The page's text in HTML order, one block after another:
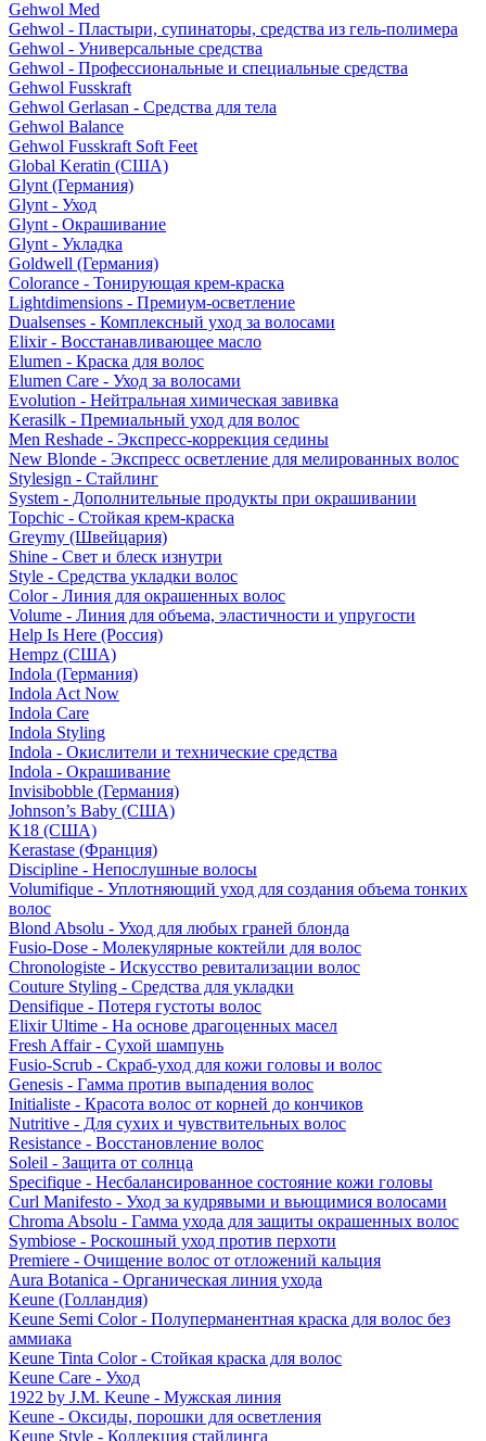
Gehwol Med
Gehwol - Пластыри, супинаторы, средства из гель-полимера
Gehwol - Универсальные средства
Gehwol - Профессиональные и специальные средства
Gehwol Fusskraft
Gehwol Gerlasan - Средства для тела
Gehwol Balance
Gehwol Fusskraft Soft Feet
Global Keratin (США)
Glynt (Германия)
Glynt - Уход
Glynt - Окрашивание
Glynt - Укладка
Goldwell (Германия)
Colorance - Тонирующая крем-краска
Lightdimensions - Премиум-осветление
Dualsenses - Комплексный уход за волосами
Elixir - Восстанавливающее масло
Elumen - Краска для волос
Elumen Care - Уход за волосами
Evolution - Нейтральная химическая завивка
Kerasilk - Премиальный уход для волос
Men Reshade - Экспресс-коррекция седины
New Blonde - Экспресс осветление для мелированных волос
Stylesign - Стайлинг
System - Дополнительные продукты при окрашивании
Topchic - Стойкая крем-краска
Greymy (Швейцария)
Shine - Свет и блеск изнутри
Style - Средства укладки волос
Color - Линия для окрашенных волос
Volume - Линия для объема, эластичности и упругости
Help Is Here (Россия)
Hempz (США)
Indola (Германия)
Indola Act Now
Indola Care
Indola Styling
Indola - Окислители и технические средства
Indola - Окрашивание
Invisibobble (Германия)
Johnson’s Baby (США)
K18 (США)
Kerastase (Франция)
Discipline - Непослушные волосы
Volumifique - Уплотняющий уход для создания объема тонких
волос
Blond Absolu - Уход для любых граней блонда
Fusio-Dose - Молекулярные коктейли для волос
Chronologiste - Искусство ревитализации волос
Couture Styling - Средства для укладки
Densifique - Потеря густоты волос
Elixir Ultime - На основе драгоценных масел
Fresh Affair - Сухой шампунь
Fusio-Scrub - Скраб-уход для кожи головы и волос
Genesis - Гамма против выпадения волос
Initialiste - Красота волос от корней до кончиков
Nutritive - Для сухих и чувствительных волос
Resistance - Восстановление волос
Soleil - Защита от солнца
Specifique - Несбалансированное состояние кожи головы
Curl Manifesto - Уход за кудрявыми и вьющимися волосами
Chroma Absolu - Гамма ухода для защиты окрашенных волос
Symbiose - Роскошный уход против перхоти
Premiere - Очищение волос от отложений кальция
Aura Botanica - Органическая линия ухода
Keune (Голландия)
Keune Semi Color - Полуперманентная краска для волос без
аммиака
Keune Tinta Color - Стойкая краска для волос
Keune Care - Уход
1922 by J.M. Keune - Мужская линия
Keune - Оксиды, порошки для осветления
Keune Style - Коллекция стайлинга